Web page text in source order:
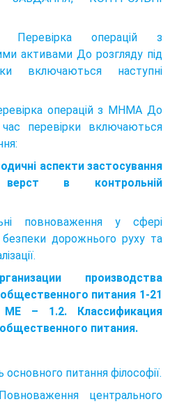
Перевірка операцій з
активами До розгляду під
включаються наступні
операцій з МНМА До
час перевірки включаються
аспекти застосування
верст в контрольній
повноваження у сфері
безпеки дорожнього руху та
производства
питания 1-21
– 1.2. Классификация
питания.
основного питання філософії.
центрального